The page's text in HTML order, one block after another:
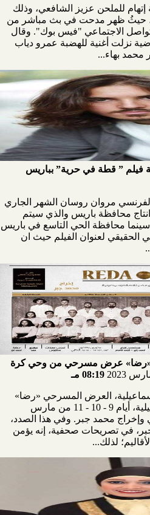
للملحن عزيز الشافعي، وذلك
حيثُ ظهر مدحت في بث مباشر من
الاجتماعي "فيس بوك". وقال
نزلت أغنية للهضبة عمرو دياب
محمد بهاء...
” قطة في حرية” بباريس
مروان روسان الشهر الجاري
محافظة باريس والذي سيتم
محافظة الحي التاسع في باريس
الحقيقي لعنوان الفيلم حيث ان
«رضا» عرض مسرحي من وحي كرة
08:19 مـ
العرض المسرحي «رضا»
على مسرح قصر ثقافة الإسماعيلية، أيام 9 - 10 - 11 من مارس
وإخراج محمد جبر. وفي هذا الصدد،
في تصريحات صحفية، إنه يؤمن
لذلك...